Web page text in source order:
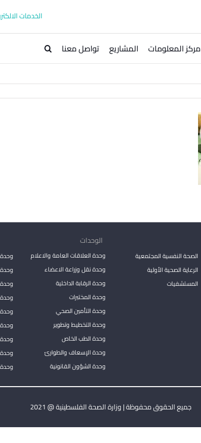
الخدمات
مركز المعلومات المشاريع تواصل معنا
الصحة النفسية المجتمعية
الرعاية الصحية الأولية
المستشفيات
الوحدات
وحدة العلاقات العامة والاعلام
وحدة نقل وزراعة الاعضاء
وحدة الرقابة الداخلية
وحدة المختبرات
وحدة التأمين الصحي
وحدة التخطيط وتطوير
وحدة الطب الخاص
وحدة الإسعاف والطوارئ
وحدة الشؤون القانونية
وحدة
وحدة
جميع الحقوق محفوظة | وزارة الصحة الفلسطينية @ 2021